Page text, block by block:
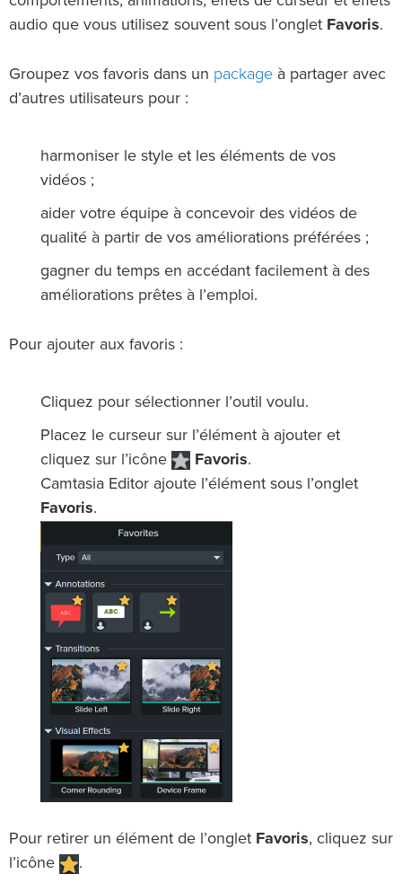
audio que vous utilisez souvent sous l’onglet Favoris.
Groupez vos favoris dans un package à partager avec
d’autres utilisateurs pour :
harmoniser le style et les éléments de vos
vidéos ;
aider votre équipe à concevoir des vidéos de
qualité à partir de vos améliorations préférées ;
gagner du temps en accédant facilement à des
améliorations prêtes à l’emploi.
Pour ajouter aux favoris :
Cliquez pour sélectionner l’outil voulu.
Placez le curseur sur l’élément à ajouter et
cliquez sur l’icône
Favoris.
Camtasia Editor ajoute l’élément sous l’onglet
Favoris.
Pour retirer un élément de l’onglet Favoris, cliquez sur
l’icône
.